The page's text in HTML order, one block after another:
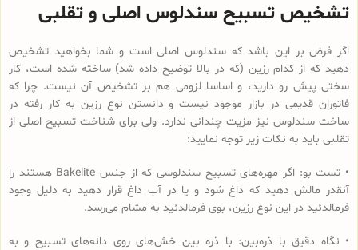
تشخیص تسبیح سندلوس اصلی و تقلبی
اگر فرض بر این باشد که سندلوس اصلی است و شما بخواهید تشخیص
دهید که از کدام رزین (که در بالا توضیح داده شد) ساخته شده است، کار
سختی پیش رو دارید، و اساسا لزومی هم بر تشخیص آن نیست. چرا که
فاتوران قدیمی در بازار موجود نیست و دانستن نوع رزین به کار رفته در
ساخت سندلوس نیز مزیت چندانی ندارد. ولی برای شناخت تسبیح اصلی از
تقلبی باید به نکات زیر توجه نمایید:
• تست بو: اگر مهره‌های تسبیح‌ سندلوسی که از جنس Bakelite هستند را
آنقدر مالش دهید که داغ شود و یا در آب داغ قرار دهید به دلیل وجود
فرمالدئید در این نوع رزین، بوی فرمالدئید به مشام می‌رسد.
• نگاه دقیق با ذره‌بین: با ذره بین خش‌های روی دانه‌های تسبیح و به